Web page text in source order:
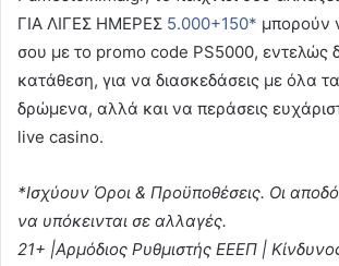
ΓΙΑ ΛΙΓΕΣ ΗΜΕΡΕΣ 5.000+150* μπορούν
σου με το promo code PS5000, εντελώς
κατάθεση, για να διασκεδάσεις με όλα
δρώμενα, αλλά και να περάσεις
live casino.
*Ισχύουν Όροι & Προϋποθέσεις. Οι
να υπόκεινται σε αλλαγές.
21+ |Αρμόδιος Ρυθμιστής ΕΕΕΠ |